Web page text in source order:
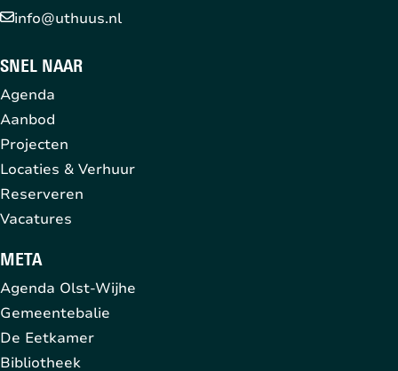
info@uthuus.nl
SNEL NAAR
Agenda
Aanbod
Projecten
Locaties & Verhuur
Reserveren
Vacatures
META
Agenda Olst-Wijhe
Gemeentebalie
De Eetkamer
Bibliotheek